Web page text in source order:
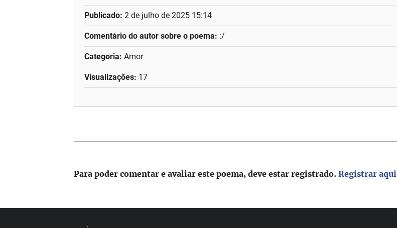
Publicado:2 de julho de 2025 15:14
Comentário do autor sobre o poema: :/
Categoria: Amor
Visualizações: 17
Para poder comentar e avaliar este poema, deve estar registrado.Registrar aqui